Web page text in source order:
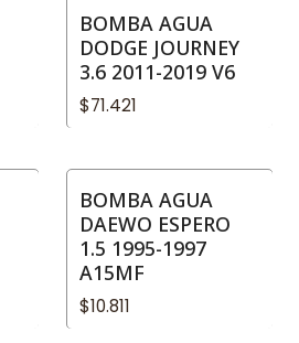
BOMBA AGUA
DODGE JOURNEY
3.6 2011-2019 V6
$71.421
BOMBA AGUA
DAEWO ESPERO
1.5 1995-1997
A15MF
$10.811